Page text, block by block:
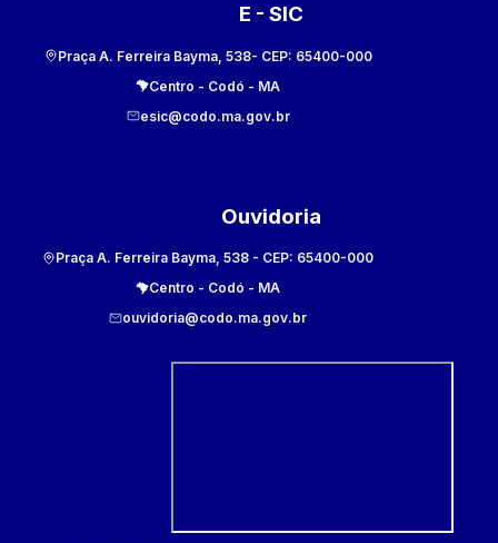
E - SIC
Praça A. Ferreira Bayma, 538- CEP: 65400-000
Centro - Codó - MA
esic@codo.ma.gov.br
Ouvidoria
Praça A. Ferreira Bayma, 538 - CEP: 65400-000
Centro - Codó - MA
ouvidoria@codo.ma.gov.br